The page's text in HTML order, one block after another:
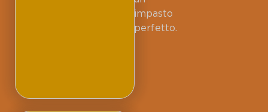
impasto
perfetto.